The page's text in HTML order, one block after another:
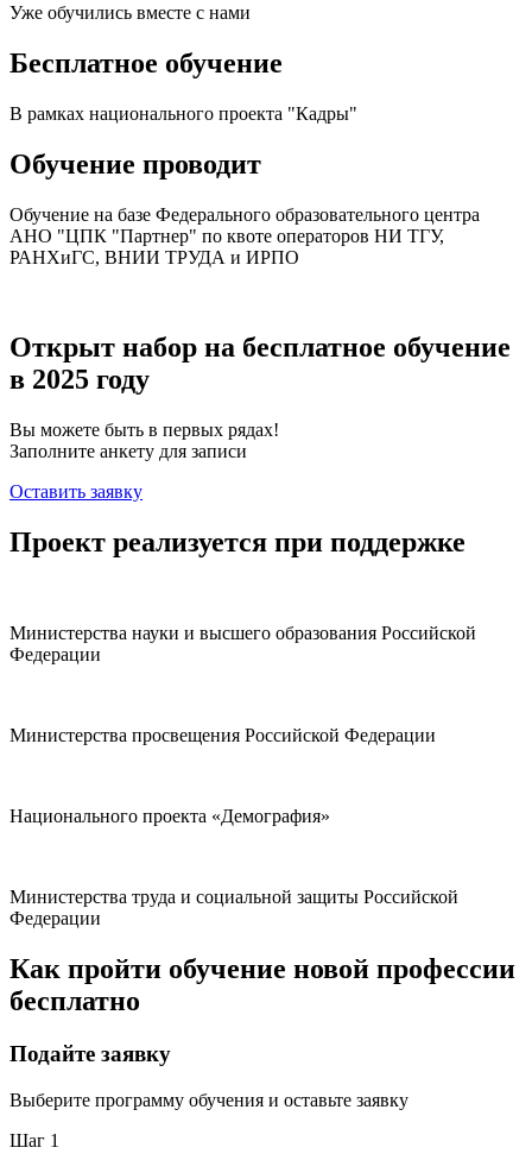
Уже обучились вместе с нами
Бесплатное обучение
В рамках национального проекта "Кадры"
Обучение проводит
Обучение на базе Федерального образовательного центра
АНО "ЦПК "Партнер" по квоте операторов НИ ТГУ,
РАНХиГС, ВНИИ ТРУДА и ИРПО
Открыт набор на бесплатное обучение
в 2025 году
Вы можете быть в первых рядах!
Заполните анкету для записи
Оставить заявку
Проект реализуется при поддержке
Министерства науки и высшего образования Российской
Федерации
Министерства просвещения Российской Федерации
Национального проекта «Демография»
Министерства труда и социальной защиты Российской
Федерации
Как пройти обучение новой профессии
бесплатно
Подайте заявку
Выберите программу обучения и оставьте заявку
Шаг 1